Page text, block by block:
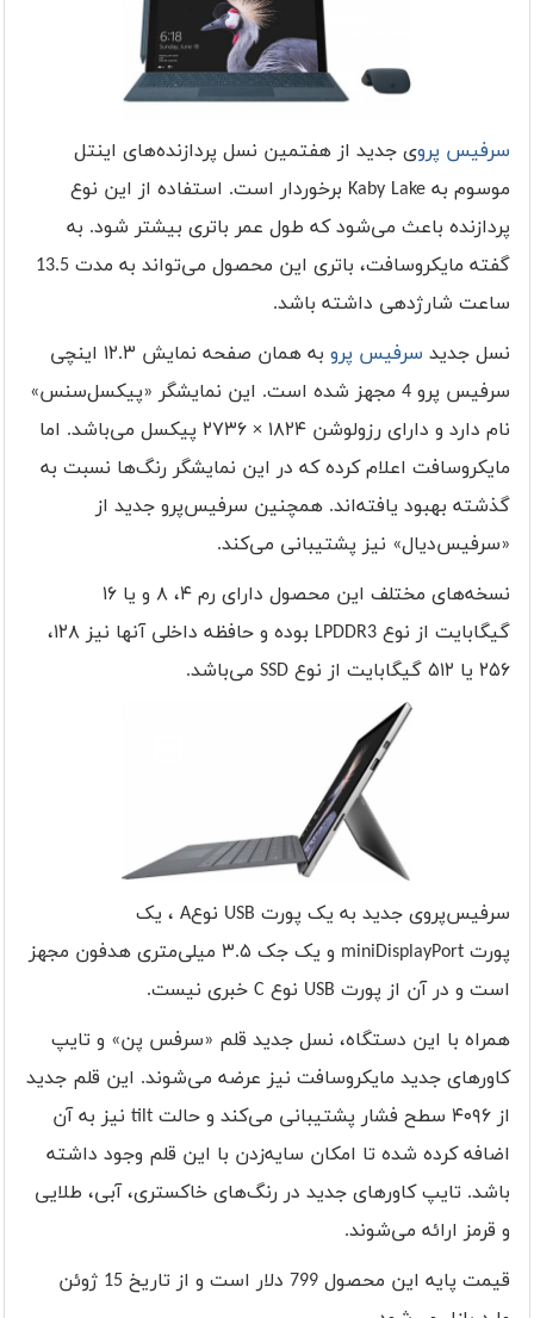
سرفیس پروی جدید از هفتمین نسل پردازنده‌های اینتل
موسوم به Kaby Lake برخوردار است. استفاده از این نوع
پردازنده باعث می‌شود که طول عمر باتری بیشتر شود. به
گفته مایکروسافت، باتری این محصول می‌تواند به مدت 13.5
ساعت شارژدهی داشته باشد.
نسل جدید سرفیس پرو
به همان صفحه نمایش ۱۲.۳ اینچی
سرفیس پرو 4 مجهز شده است. این نمایشگر «پیکسل‌سنس»
نام دارد و دارای رزولوشن ۱۸۲۴ × ۲۷۳۶ پیکسل می‌باشد. اما
مایکروسافت اعلام کرده که در این نمایشگر رنگ‌ها نسبت به
گذشته بهبود یافته‌اند. همچنین سرفیس‌پرو جدید از
«سرفیس‌دیال» نیز پشتیبانی می‌کند.
نسخه‌های مختلف این محصول دارای رم ۴، ۸ و یا ۱۶
گیگابایت از نوع LPDDR3
بوده و حافظه داخلی آنها نیز ۱۲۸،
۲۵۶ یا ۵۱۲ گیگابایت از نوع
SSD می‌باشد.
سرفیس‌پروی جدید به یک پورت USB نوعA ، یک
پورت miniDisplayPort
و یک جک ۳.۵ میلی‌متری هدفون مجهز
است و در آن از پورت USB نوع C خبری نیست.
همراه با این دستگاه، نسل جدید قلم «سرفس پن» و تایپ
کاورهای جدید مایکروسافت نیز عرضه می‌شوند. این قلم جدید
از ۴۰۹۶ سطح فشار پشتیبانی می‌کند و حالت
tilt نیز به آن
اضافه کرده شده تا امکان سایه‌زدن با این قلم وجود داشته
باشد. تایپ کاورهای جدید در رنگ‌های خاکستری، آبی، طلایی
و قرمز ارائه می‌شوند.
قیمت پایه این محصول 799 دلار است و از تاریخ 15 ژوئن